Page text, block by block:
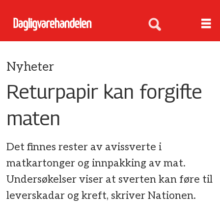
Nyheter
Returpapir kan forgifte
maten
Det finnes rester av avissverte i
matkartonger og innpakking av mat.
Undersøkelser viser at sverten kan føre til
leverskadar og kreft, skriver Nationen.